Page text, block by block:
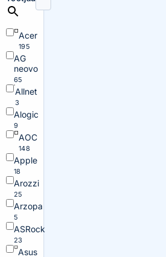
Acer
195
AG
neovo
65
Allnet
3
Alogic
9
AOC
148
Apple
18
Arozzi
25
Arzopa
5
ASRock
23
Asus